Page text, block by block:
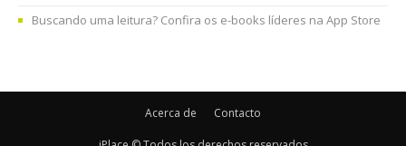
Buscando uma leitura? Confira os e-books líderes na App Store
Acerca de Contacto